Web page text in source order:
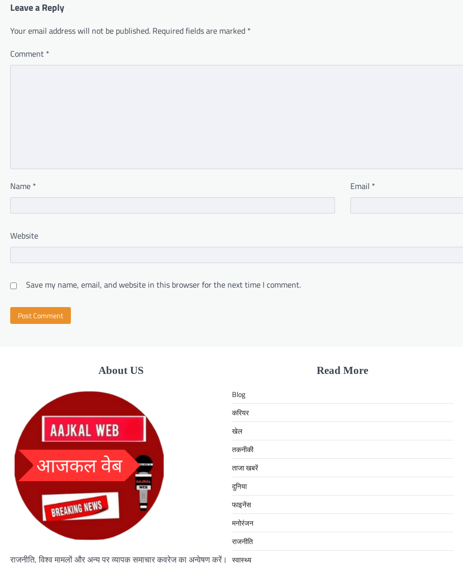
Leave a Reply
Your email address will not be published. Required fields are marked *
Comment *
Name * Email *
Website
Save my name, email, and website in this browser for the next time I comment.
About US
राजनीति, विश्व मामलों और अन्य पर व्यापक समाचार कवरेज का अन्वेषण करें।
Read More
Blog
करियर
खेल
तकनीकी
ताजा खबरें
दुनिया
फाइनेंस
मनोरंजन
राजनीति
स्वास्थ्य